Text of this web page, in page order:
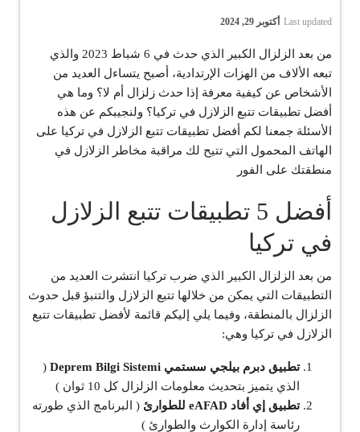
Last updated أكتوبر 29, 2024
من بعد الزلزال الكبير الذي حدث في 6 شباط 2023 والذي
تبعه الألاف من الهزات الإرتدادية، أصبح يتساءل العديد من
الأشخاص عن كيفية معرفة إذا حدث زلزال أم لا؟ وما هي
أفضل تطبيقات تتبع الزلازل في تركيا؟ ولنجيبكم عن هذه
الأسئلة جمعنا لكم أفضل تطبيقات تتبع الزلازل في تركيا على
الهاتف المحمول التي تتيح لك مراقبة مخاطر الزلازل في
منطقتك على الفور
أفضل 5 تطبيقات تتبع الزلازل
في تركيا
من بعد الزلزال الكبير الذي ضرب تركيا انتشرت العديد من
التطبيقات التي يمكن من خلالها تتبع الزلازل والتنبؤ قبل حدوث
الزلزال بالمنطقة، وفيما يلي إليكم قائمة لأفضل تطبيقات تتبع
الزلازل في تركيا وهي:
تطبيق دبرم بيلجي سستمي Deprem Bilgi Sistemi
(
الذي يتميز بتحديث معلومات الزلزال كل 10 ثوان )
تطبيق إي أفاد eAFAD للطوارئ
( البرنامج الذي طورته
رئاسة إدارة الكوارث والطوارئ )